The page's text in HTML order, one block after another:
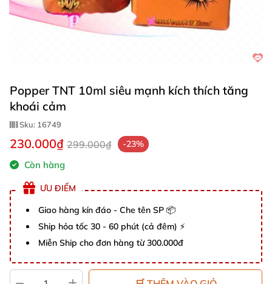
Popper TNT 10ml siêu mạnh kích thích tăng
khoái cảm
Sku: 16749
230.000₫ 299.000₫ -23%
Còn hàng
ƯU ĐIỂM
Giao hàng kín đáo - Che tên SP 📦
Ship hỏa tốc 30 - 60 phút (cả đêm) ⚡
Miễn Ship cho đơn hàng từ 300.000đ